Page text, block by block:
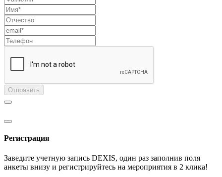
Отправить
Регистрация
Заведите учетную запись DEXIS, один раз заполнив поля
анкеты внизу и регистрируйтесь на мероприятия в 2 клика!